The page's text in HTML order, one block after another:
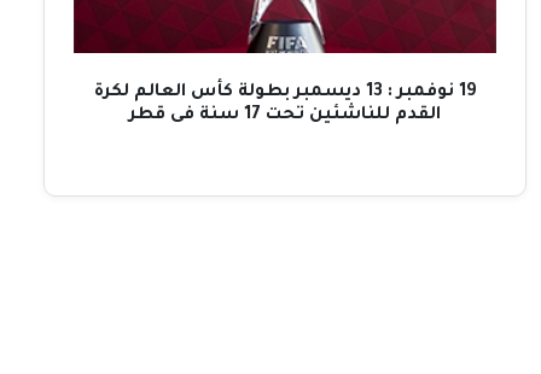
19 نوفمبر : 13 ديسمبر بطولة كأس العالم لكرة
القدم للناشئين تحت 17 سنة فى قطر